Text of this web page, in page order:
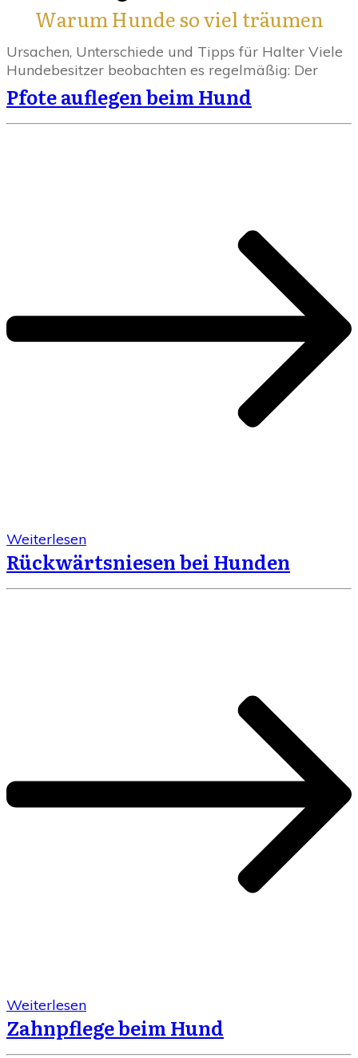
Warum Hunde so viel träumen
Ursachen, Unterschiede und Tipps für Halter Viele
Hundebesitzer beobachten es regelmäßig: Der
Pfote auflegen beim Hund
Weiterlesen
Rückwärtsniesen bei Hunden
Weiterlesen
Zahnpflege beim Hund